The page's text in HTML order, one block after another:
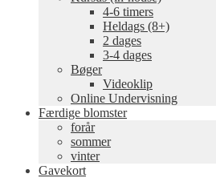
4-6 timers
Heldags (8+)
2 dages
3-4 dages
Bøger
Videoklip
Online Undervisning
Færdige blomster
forår
sommer
vinter
Gavekort